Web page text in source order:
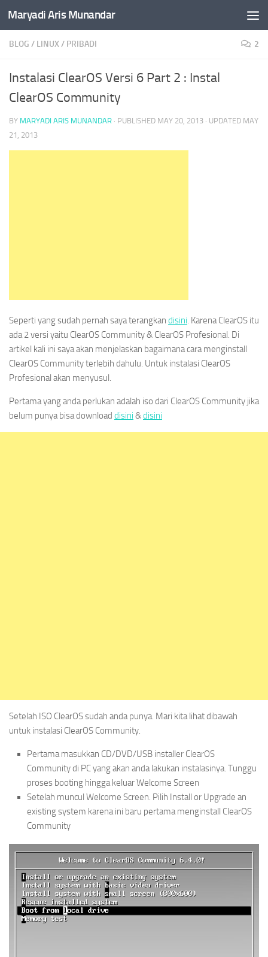
Skip to content
Maryadi Aris Munandar
BLOG / LINUX/ PRIBADI 2
Instalasi ClearOS Versi 6 Part 2 : Instal
ClearOS Community
BY MARYADI ARIS MUNANDAR · PUBLISHED MAY 20, 2013 · UPDATED MAY
21, 2013
Seperti yang sudah pernah saya terangkan disini. Karena ClearOS itu
ada 2 versi yaitu ClearOS Community & ClearOS Profesional. Di
artikel kali ini saya akan menjelaskan bagaimana cara menginstall
ClearOS Community terlebih dahulu. Untuk instalasi ClearOS
Profesional akan menyusul.
Pertama yang anda perlukan adalah iso dari ClearOS Community jika
belum punya bisa download disini &disini
Setelah ISO ClearOS sudah anda punya. Mari kita lihat dibawah
untuk instalasi ClearOS Community.
Pertama masukkan CD/DVD/USB installer ClearOS
Community di PC yang akan anda lakukan instalasinya. Tunggu
proses booting hingga keluar Welcome Screen
Setelah muncul Welcome Screen. Pilih Install or Upgrade an
existing system karena ini baru pertama menginstall ClearOS
Community